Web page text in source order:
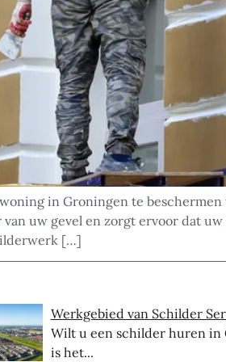
in Groningen te
uw gevel en zorgt ervoor dat
[…]
Werkgebied van Schilder
Wilt u een schilder huren in
is het...